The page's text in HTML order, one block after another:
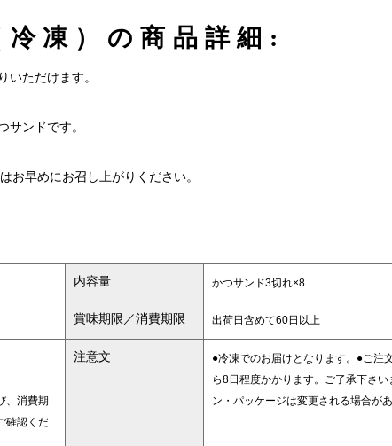
凍）の商品詳細:
いただけます。
ンドです。
早めにお召し上がりください。
、消費期
確認くだ
内容量 かつサンド3切れ×8
賞味期限／消費期限 出荷日含めて60日以上
注意文
●冷凍でのお届けとなります。●ご注
ら8日程度かかります。ご了承下さ
ン・パッケージは変更される場合があ